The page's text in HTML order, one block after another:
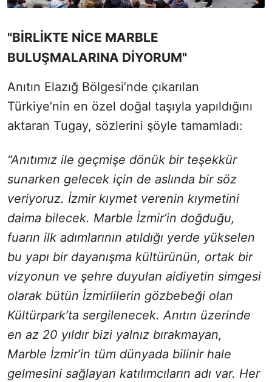
"BİRLİKTE NİCE MARBLE
BULUŞMALARINA DİYORUM"
Anıtın Elazığ Bölgesi’nde çıkarılan
Türkiye’nin en özel doğal taşıyla yapıldığını
aktaran Tugay, sözlerini şöyle tamamladı:
“Anıtımız ile geçmişe dönük bir teşekkür
sunarken gelecek için de aslında bir söz
veriyoruz. İzmir kıymet verenin kıymetini
daima bilecek. Marble İzmir’in doğduğu,
fuarın ilk adımlarının atıldığı yerde yükselen
bu yapı bir dayanışma kültürünün, ortak bir
vizyonun ve şehre duyulan aidiyetin simgesi
olarak bütün İzmirlilerin gözbebeği olan
Kültürpark’ta sergilenecek. Anıtın üzerinde
en az 20 yıldır bizi yalnız bırakmayan,
Marble İzmir’in tüm dünyada bilinir hale
gelmesini sağlayan katılımcıların adı var. Her